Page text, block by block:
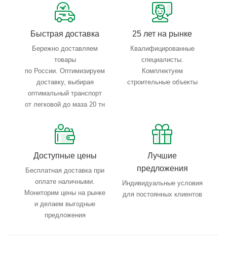
Быстрая доставка
Бережно доставляем
товары
по России. Оптимизируем
доставку, выбирая
оптимальный транспорт
от легковой до маза 20 тн
25 лет на рынке
Квалифицированные
специалисты.
Комплектуем
строительные объекты
Доступные цены
Бесплатная доставка при
оплате наличными.
Мониторим цены на рынке
и делаем выгодные
предложения
Лучшие
предложения
Индивидуальные условия
для постоянных клиентов